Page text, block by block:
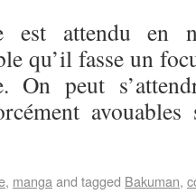
est attendu en
qu’il fasse un
On peut
, manga and tagged Bakuman,